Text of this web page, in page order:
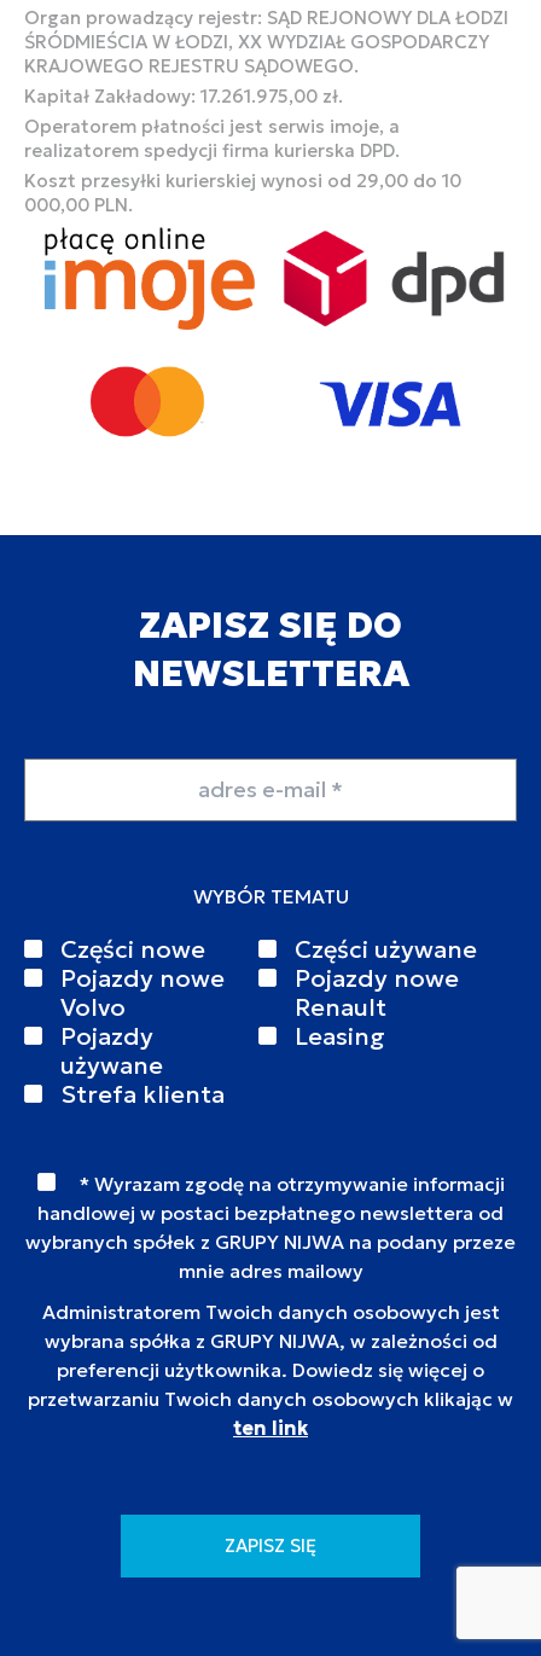
Organ prowadzący rejestr: SĄD REJONOWY DLA ŁODZI
ŚRÓDMIEŚCIA W ŁODZI, XX WYDZIAŁ GOSPODARCZY
KRAJOWEGO REJESTRU SĄDOWEGO.
Kapitał Zakładowy: 17.261.975,00 zł.
Operatorem płatności jest serwis imoje, a
realizatorem spedycji firma kurierska DPD.
Koszt przesyłki kurierskiej wynosi od 29,00 do 10
000,00 PLN.
ZAPISZ SIĘ DO
NEWSLETTERA
WYBÓR TEMATU
Części nowe
Części używane
Pojazdy nowe
Volvo
Pojazdy nowe
Renault
Pojazdy
używane
Leasing
Strefa klienta
* Wyrazam zgodę na otrzymywanie informacji
handlowej w postaci bezpłatnego newslettera od
wybranych spółek z GRUPY NIJWA na podany przeze
mnie adres mailowy
Administratorem Twoich danych osobowych jest
wybrana spółka z GRUPY NIJWA, w zależności od
preferencji użytkownika. Dowiedz się więcej o
przetwarzaniu Twoich danych osobowych klikając w
ten link